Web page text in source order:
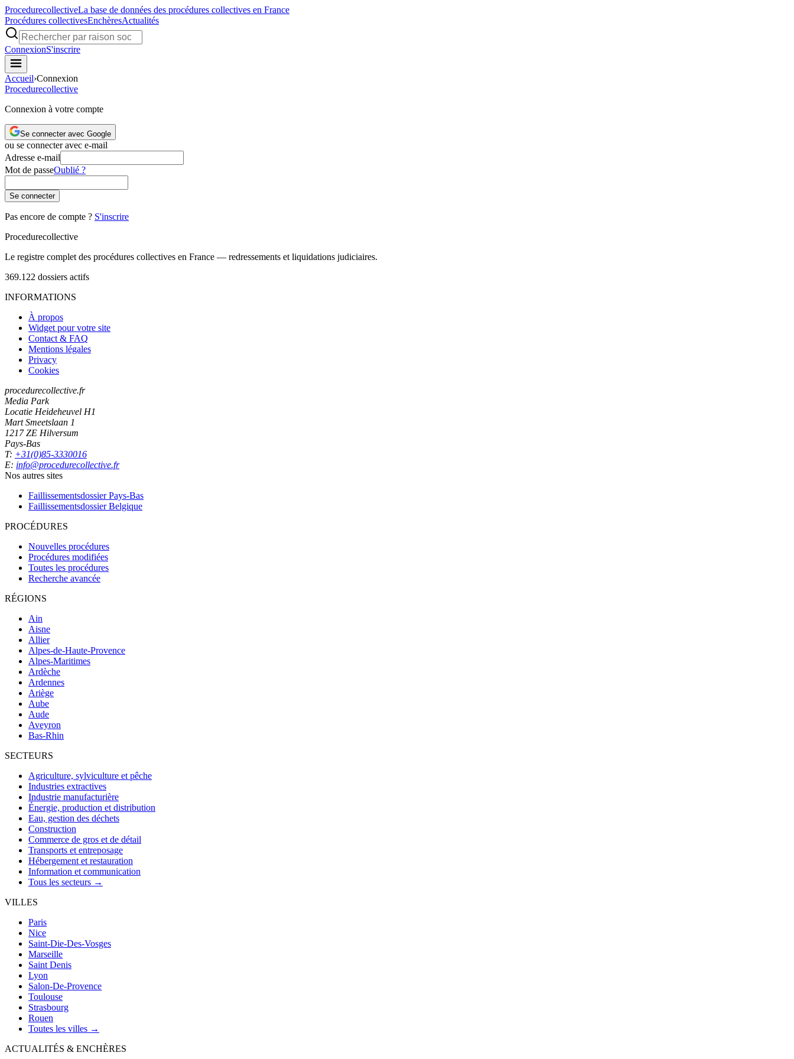
ProcedurecollectiveLa base de données des procédures collectives en France
Procédures collectivesEnchèresActualités
ConnexionS'inscrire
Accueil›Connexion
Procedurecollective
Connexion à votre compte
Se connecter avec Google
ou se connecter avec e-mail
Adresse e-mail
Mot de passeOublié ?
Se connecter
Pas encore de compte ? S'inscrire
Procedurecollective
Le registre complet des procédures collectives en France — redressements et liquidations judiciaires.
369.122 dossiers actifs
INFORMATIONS
À propos
Widget pour votre site
Contact & FAQ
Mentions légales
Privacy
Cookies
procedurecollective.fr
Media Park
Locatie Heideheuvel H1
Mart Smeetslaan 1
1217 ZE Hilversum
Pays-Bas
T: +31(0)85-3330016
E: info@procedurecollective.fr
Nos autres sites
Faillissementsdossier Pays-Bas
Faillissementsdossier Belgique
PROCÉDURES
Nouvelles procédures
Procédures modifiées
Toutes les procédures
Recherche avancée
RÉGIONS
Ain
Aisne
Allier
Alpes-de-Haute-Provence
Alpes-Maritimes
Ardèche
Ardennes
Ariège
Aube
Aude
Aveyron
Bas-Rhin
SECTEURS
Agriculture, sylviculture et pêche
Industries extractives
Industrie manufacturière
Énergie, production et distribution
Eau, gestion des déchets
Construction
Commerce de gros et de détail
Transports et entreposage
Hébergement et restauration
Information et communication
Tous les secteurs →
VILLES
Paris
Nice
Saint-Die-Des-Vosges
Marseille
Saint Denis
Lyon
Salon-De-Provence
Toulouse
Strasbourg
Rouen
Toutes les villes →
ACTUALITÉS & ENCHÈRES